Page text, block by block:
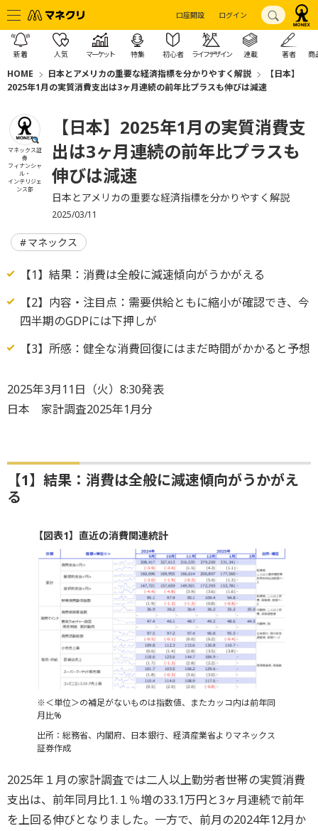
口座開設 ログイン
新着 人気 マーケット 特集 初心者 ライフデザイン 連載 著者 商
HOME 日本とアメリカの重要な経済指標を分かりやすく解説
【日本】
2025年1月の実質消費支出は3ヶ月連続の前年比プラスも伸びは減速
マネックス証
券
フィナンシャ
ル・
インテリジェ
ンス部
【日本】2025年1月の実質消費支
出は3ヶ月連続の前年比プラスも
伸びは減速
日本とアメリカの重要な経済指標を分かりやすく解説
2025/03/11
マネックス
【1】結果：消費は全般に減速傾向がうかがえる
【2】内容・注目点：需要供給ともに縮小が確認でき、今
四半期のGDPには下押しが
【3】所感：健全な消費回復にはまだ時間がかかると予想
2025年3月11日（火）8:30発表
日本 家計調査2025年1月分
【1】結果：消費は全般に減速傾向がうかがえ
る
【図表1】直近の消費関連統計
※＜単位＞の補足がないものは指数値、またカッコ内は前年同
月比%
出所：総務省、内閣府、日本銀行、経済産業省よりマネックス
証券作成
2025年１月の家計調査では二人以上勤労者世帯の実質消費
支出は、前年同月比1.１％増の33.1万円と3ヶ月連続で前年
を上回る伸びとなりました。一方で、前月の2024年12月か